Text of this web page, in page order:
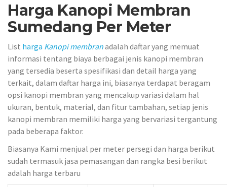
Harga Kanopi Membran
Sumedang Per Meter
List harga Kanopi membranadalah daftar yang memuat
informasi tentang biaya berbagai jenis kanopi membran
yang tersedia beserta spesifikasi dan detail harga yang
terkait, dalam daftar harga ini, biasanya terdapat beragam
opsi kanopi membran yang mencakup variasi dalam hal
ukuran, bentuk, material, dan fitur tambahan, setiap jenis
kanopi membran memiliki harga yang bervariasi tergantung
pada beberapa faktor.
Biasanya Kami menjual per meter persegi dan harga berikut
sudah termasuk jasa pemasangan dan rangka besi berikut
adalah harga terbaru